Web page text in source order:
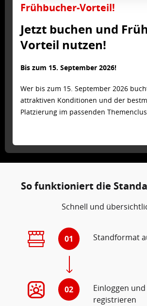
Frühbucher-Vorteil!
Jetzt buchen und
Vorteil nutzen!
Bis zum 15. September 2026!
Wer bis zum 15. September 2026
attraktiven Konditionen und der
Platzierung im passenden
So funktioniert die
Schnell und
01 Standformat
02
Einloggen und
registrieren